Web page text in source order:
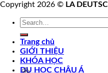
Copyright 2026 © LA
Trang chủ
GIỚI THIỆU
KHÓA HỌC
DU HỌC CHÂU Á